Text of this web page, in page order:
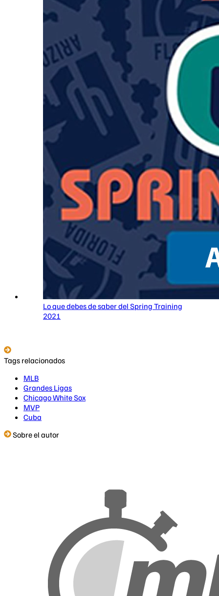
Lo que debes de saber del Spring Training
2021
Tags relacionados
MLB
Grandes Ligas
Chicago White Sox
MVP
Cuba
Sobre el autor